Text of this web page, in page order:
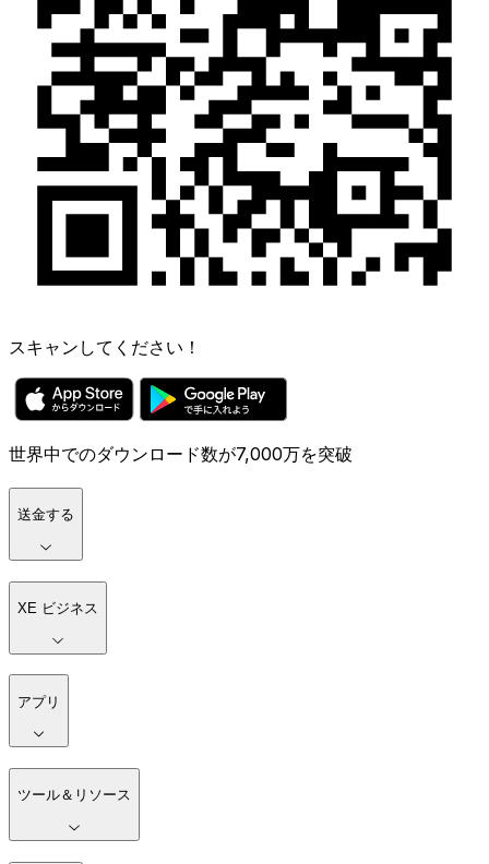
スキャンしてください！
世界中でのダウンロード数が7,000万を突破
送金する
XE ビジネス
アプリ
ツール＆リソース